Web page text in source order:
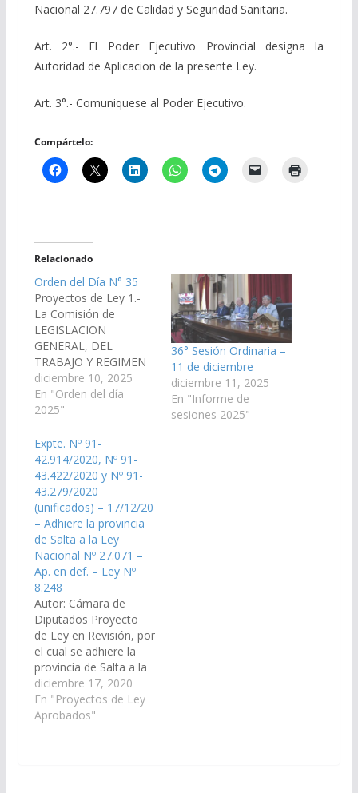
Nacional 27.797 de Calidad y Seguridad Sanitaria.
Art. 2°.- El Poder Ejecutivo Provincial designa la
Autoridad de Aplicacion de la presente Ley.
Art. 3°.- Comuniquese al Poder Ejecutivo.
Compártelo:
Relacionado
Orden del Día N° 35
Proyectos de Ley 1.-
La Comisión de
LEGISLACION
GENERAL, DEL
TRABAJO Y REGIMEN
PREVISIONAL, ha
considerado el
Proyecto de Ley
el cual los
automotores
abandonados,
perdidos, decomisados
o secuestrados, cuyo
dominio corresponda
al Estado Provincial o
Municipal, en virtud de
lo establecido en el
artículo 236…
diciembre 10, 2025
En "Orden del día
2025"
36° Sesión Ordinaria –
11 de diciembre
diciembre 11, 2025
En "Informe de
sesiones 2025"
Expte. Nº 91-
42.914/2020, Nº 91-
43.422/2020 y Nº 91-
43.279/2020
(unificados) – 17/12/20
– Adhiere la provincia
de Salta a la Ley
Nacional Nº 27.071 –
Ap. en def. – Ley Nº
8.248
Autor: Cámara de
Diputados Proyecto
de Ley en Revisión, por
el cual se adhiere la
provincia de Salta a la
Ley Nacional 27.071 –
Ley de cobertura total
de los dispositivos y
diciembre 17, 2020
En "Proyectos de Ley
Aprobados"